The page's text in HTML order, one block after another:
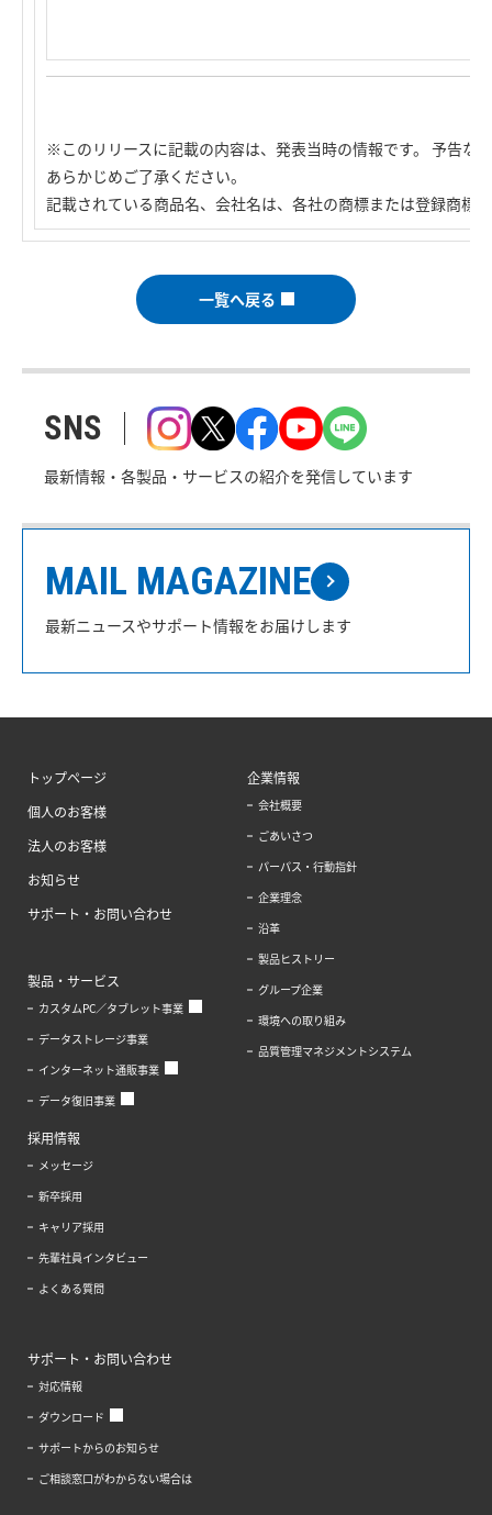
※このリリースに記載の内容は、発表当時の情報です。 予告な
あらかじめご了承ください。
記載されている商品名、会社名は、各社の商標または登録商標
一覧へ戻る
SNS
最新情報・各製品・サービスの紹介を発信しています
MAIL MAGAZINE
最新ニュースやサポート情報をお届けします
トップページ
個人のお客様
法人のお客様
お知らせ
サポート・お問い合わせ
製品・サービス
カスタムPC／タブレット事業
データストレージ事業
インターネット通販事業
データ復旧事業
企業情報
会社概要
ごあいさつ
パーパス・行動指針
企業理念
沿革
製品ヒストリー
グループ企業
環境への取り組み
品質管理マネジメントシステム
採用情報
メッセージ
新卒採用
キャリア採用
先輩社員インタビュー
よくある質問
サポート・お問い合わせ
対応情報
ダウンロード
サポートからのお知らせ
ご相談窓口がわからない場合は